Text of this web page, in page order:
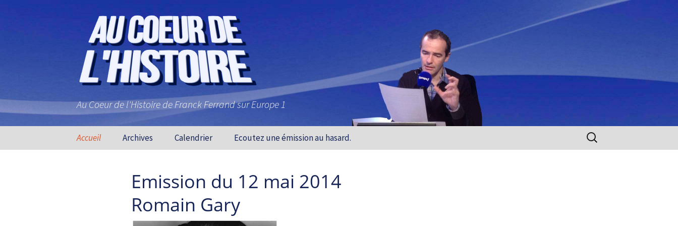
Au Coeur de l'Histoire de Franck Ferrand sur Europe 1
Aller au contenu principal
Accueil Archives Calendrier Ecoutez une émission au hasard. Rechercher :
Emission du 12 mai 2014
Romain Gary